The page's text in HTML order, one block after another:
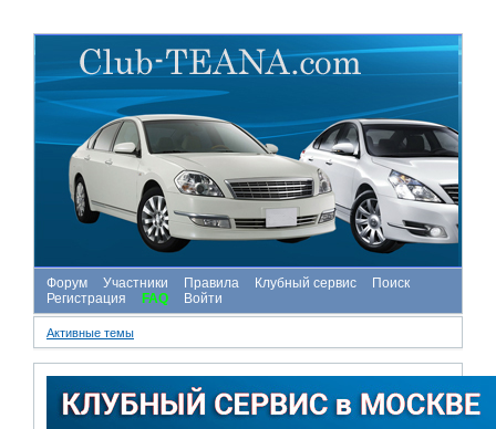
Форум Участники Правила Клубный сервис
Поиск
Регистрация
FAQ Войти
Активные темы